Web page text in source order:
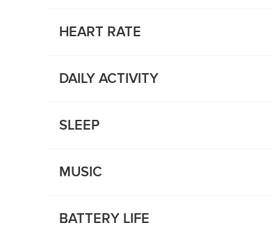
HEART RATE
DAILY ACTIVITY
SLEEP
MUSIC
BATTERY LIFE